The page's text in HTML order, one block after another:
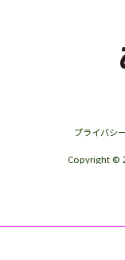
プライバシ
Copyright ©